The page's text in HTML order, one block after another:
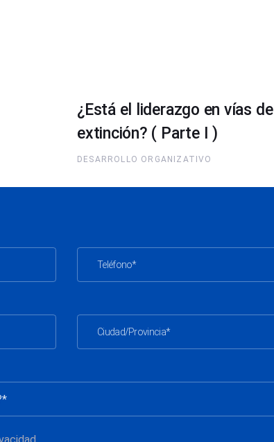
¿Está el liderazgo en vías de
extinción? ( Parte I )
DESARROLLO ORGANIZATIVO